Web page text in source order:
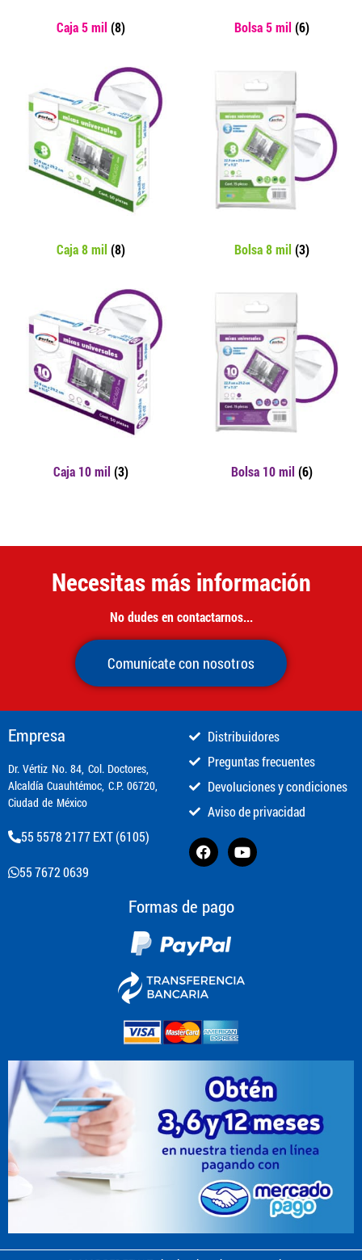
Caja 5 mil (8) Bolsa 5 mil (6)
Caja 8 mil (8) Bolsa 8 mil (3)
Caja 10 mil (3) Bolsa 10 mil (6)
Necesitas más información
No dudes en contactarnos...
Comunícate con nosotros
Empresa
​Dr. Vértiz No. 84, Col. Doctores,
Alcaldía Cuauhtémoc, C.P. 06720,
Ciudad de México
55 5578 2177 EXT (6105)
55 7672 0639
Distribuidores
Preguntas frecuentes
Devoluciones y condiciones
Aviso de privacidad
Formas de pago